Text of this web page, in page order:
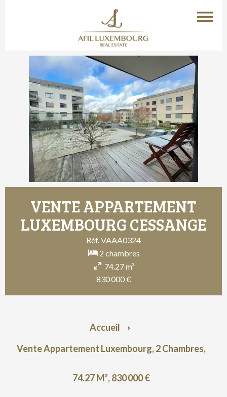
VENTE APPARTEMENT
LUXEMBOURG CESSANGE
Réf. VAAA0324
2 chambres
74.27 m²
830 000 €
Accueil
Vente Appartement Luxembourg, 2 Chambres,
74.27 M², 830 000 €